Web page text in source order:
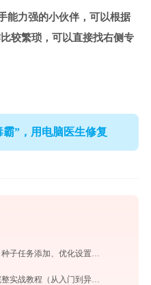
能力强的小伙伴，可以根据
较繁琐，可以直接找右侧专
”，用电脑医生修复
uTorrent使用完全指南：下载、种子任务添加、优化设置与BT客户端对比
Adobe Audition降噪怎么用？完整实战教程（从入门到异常排查）